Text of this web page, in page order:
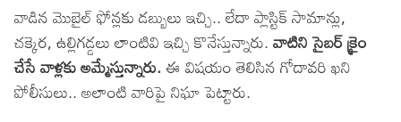
వాడిన మొబైల్ ఫోన్లకు డబ్బులు ఇచ్చి.. లేదా ప్లాస్టిక్ సామాన్లు,
చక్కెర, ఉల్లిగడ్డలు లాంటివి ఇచ్చి కొనేస్తున్నారు.వాటిని సైబర్ క్రైం
చేసే వాళ్లకు అమ్మేస్తున్నారు.ఈ విషయం తెలిసిన గోదావరి ఖని
పోలీసులు.. అలాంటి వారిపై నిఘా పెట్టారు.